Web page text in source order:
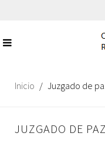
Inicio Juzgado de
JUZGADO DE